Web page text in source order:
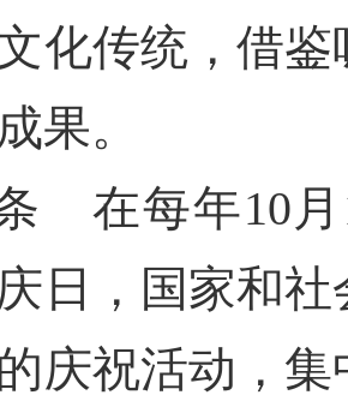
化传统，借
果。
在每年10月
日，国家和
庆祝活动，